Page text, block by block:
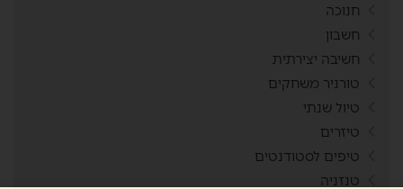
חנוכה
חשבון
חשיבה יצירתית
טורניר משחקים
טיול שנתי
טיזרים
טיפים לסטודנטים
טנזניה